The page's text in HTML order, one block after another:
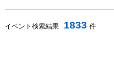
イベント検索結果 1833 件